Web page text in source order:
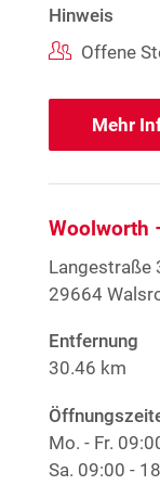
Hinweis
Offene
Mehr
Woolworth
Langestraße
29664
Entfernung
30.46 km
Mo. - Fr.
Sa. 09:00 -